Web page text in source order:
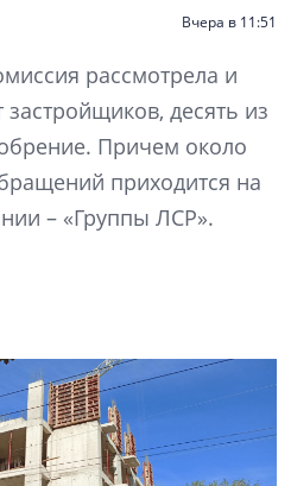
Вчера в 11:51
рассмотрела и
застройщиков, десять из
Причем около
приходится на
– «Группы ЛСР».